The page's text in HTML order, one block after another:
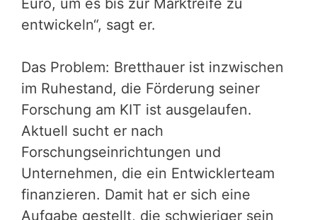
Euro, um es bis zur Marktreife zu
entwickeln“, sagt er.
Das Problem: Bretthauer ist inzwischen
im Ruhestand, die Förderung seiner
Forschung am KIT ist ausgelaufen.
Aktuell sucht er nach
Forschungseinrichtungen und
Unternehmen, die ein Entwicklerteam
finanzieren. Damit hat er sich eine
Aufgabe gestellt, die schwieriger sein